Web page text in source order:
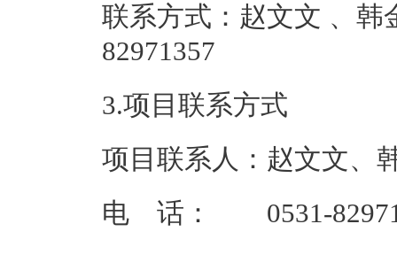
联系方式：赵文文 、韩
3.项目联系方式
项目联系人：赵文文、
电 话： 0531-